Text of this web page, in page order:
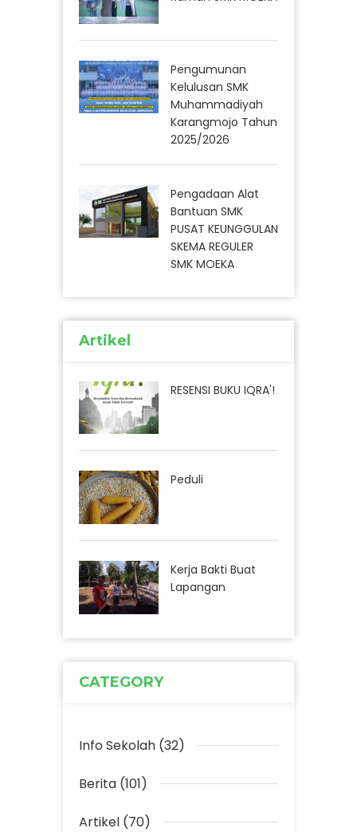
Pengumunan
Kelulusan SMK
Muhammadiyah
Karangmojo Tahun
2025/2026
Pengadaan Alat
Bantuan SMK
PUSAT KEUNGGULAN
SKEMA REGULER
SMK MOEKA
Artikel
RESENSI BUKU IQRA'!
Peduli
Kerja Bakti Buat
Lapangan
CATEGORY
Info Sekolah (32)
Berita (101)
Artikel (70)